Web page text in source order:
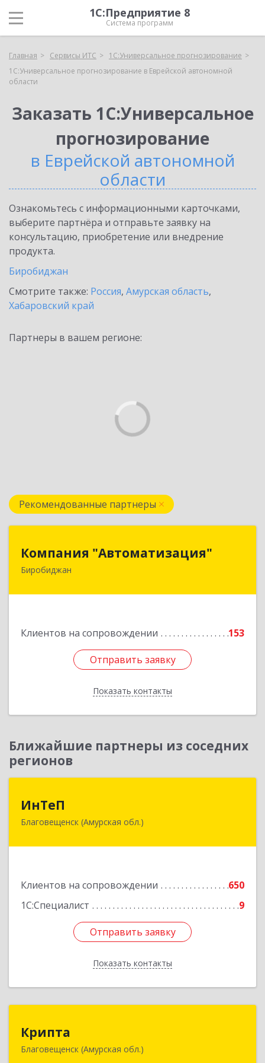
1С:Предприятие 8
Система программ
Главная Сервисы ИТС
1С:Универсальное прогнозирование
1С:Универсальное прогнозирование в Еврейской автономной
области
Заказать 1С:Универсальное
прогнозирование
в Еврейской автономной
области
Ознакомьтесь с информационными карточками,
выберите партнёра и отправьте заявку на
консультацию, приобретение или внедрение
продукта.
Биробиджан
Смотрите также: Россия, Амурская область,
Хабаровский край
Партнеры в вашем регионе:
Рекомендованные партнеры
Компания "Автоматизация"
Биробиджан
Клиентов на сопровождении 153
Отправить заявку
Показать контакты
679016, Еврейская Аобл, Биробиджан г,
Отправить заявку
Назад
Ближайшие партнеры из соседних
регионов
ИнТеП
Благовещенск (Амурская обл.)
Клиентов на сопровождении
650
1С:Специалист
9
Отправить заявку
Показать контакты
675000, Амурская обл, Благовещенск г,
Отправить заявку
Назад
Крипта
Благовещенск (Амурская обл.)
675000, Амурская обл, Благовещенск г,